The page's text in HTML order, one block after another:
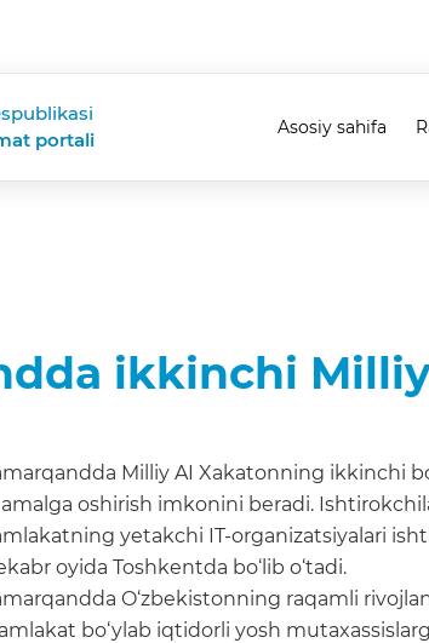
portali
Asosiy sahifa
ikkinchi
Milliy AI Xakatonning ikkinchi
oshirish imkonini beradi.
yetakchi IT-organizatsiyalari
oyida Toshkentda bo‘lib o‘tadi.
O‘zbekistonning raqamli
bo‘ylab iqtidorli yosh